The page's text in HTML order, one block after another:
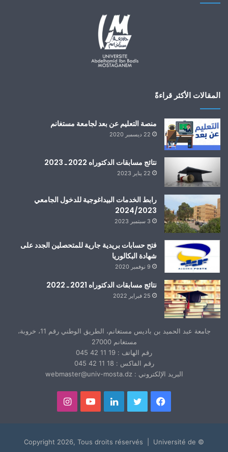
المقالات الأكثر قراءةً
منصة التعليم عن بعد لجامعة مستغانم
22 ديسمبر 2020
نتائج مسابقات الدكتوراه 2022 ـ 2023
22 يناير 2023
رابط الخدمات البيداغوجية للدخول الجامعي
2024/2023
3 سبتمبر 2023
فتح حسابات بريدية جارية للمتحصلين الجدد على
شهادة البكالوريا
9 نوفمبر 2020
نتائج مسابقات الدكتوراه 2021 ـ 2022
25 فبراير 2022
جامعة عبد الحميد بن باديس مستغانم، الطريق الوطني رقم 11، خروبة،
مستغانم 27000
رقم الهاتف : 19 11 42 045
رقم الفاكس : 18 11 42 045
البريد الإلكتروني : webmaster@univ-mosta.dz
فيسبوك تويتر لينكدإنيوتيوبانستقرام
© Copyright 2026, Tous droits réservés | Université de